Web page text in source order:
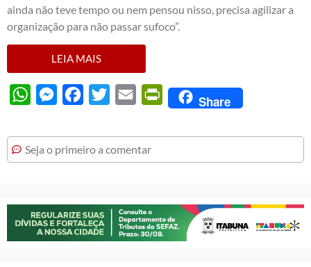
ainda não teve tempo ou nem pensou nisso, precisa agilizar a
organização para não passar sufoco”.
LEIA MAIS
WhatsAppMessengerFacebook
Twitter Email PrintFriendly
Share
Seja o primeiro a comentar